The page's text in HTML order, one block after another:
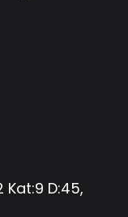
Kat:9 D:45,